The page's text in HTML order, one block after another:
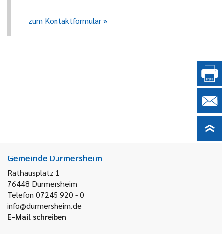
zum Kontaktformular
Gemeinde Durmersheim
Rathausplatz 1
76448 Durmersheim
Telefon 07245 920 - 0
info@durmersheim.de
E-Mail schreiben